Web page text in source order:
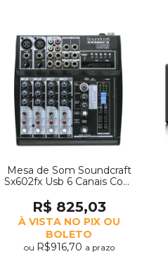
Mesa de Som Soundcraft
Sx602fx Usb 6 Canais Com
R$ 825,03
À VISTA NO PIX OU
BOLETO
ou R$916,70 a prazo